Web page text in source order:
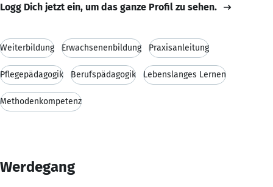
Logg Dich jetzt ein, um das ganze Profil zu sehen.
Weiterbildung Erwachsenenbildung Praxisanleitung
Pflegepädagogik Berufspädagogik Lebenslanges Lernen
Methodenkompetenz
Werdegang